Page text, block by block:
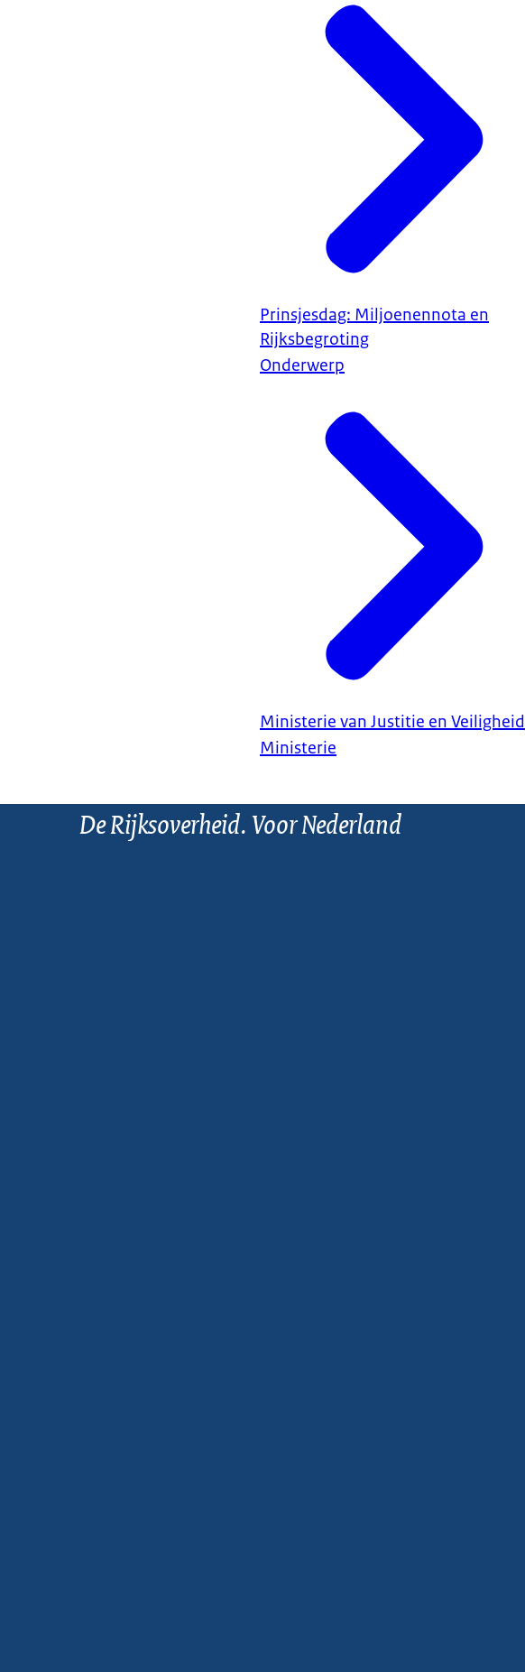
Prinsjesdag: Miljoenennota en
Rijksbegroting
Onderwerp
Ministerie van Justitie en Veiligheid
Ministerie
De Rijksoverheid. Voor Nederland